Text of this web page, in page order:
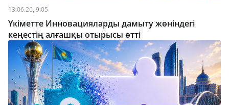
13.06.26, 9:05
Үкіметте Инновацияларды дамыту жөніндегі
кеңестің алғашқы отырысы өтті